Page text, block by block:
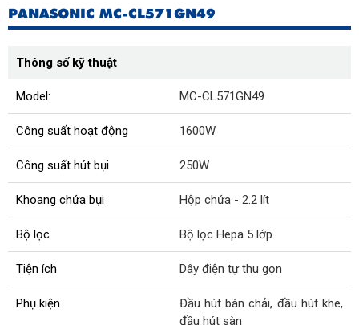
PANASONIC MC-CL571GN49
Thông số kỹ thuật
Model: MC-CL571GN49
Công suất hoạt động 1600W
Công suất hút bụi 250W
Khoang chứa bụi Hộp chứa - 2.2 lít
Bộ lọc Bộ lọc Hepa 5 lớp
Tiện ích Dây điện tự thu gọn
Phụ kiện
Đầu hút bàn chải, đầu hút khe,
đầu hút sàn